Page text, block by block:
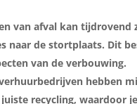
van afval kan
naar de stortplaats. Dit
van de verbouwing.
hebben
recycling, waardoor